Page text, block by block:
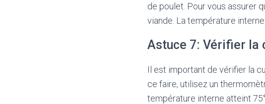
de poulet. Pour vous assurer
viande. La température
Astuce 7: Vérifier la
Il est important de vérifier la
ce faire, utilisez un
température interne atteint